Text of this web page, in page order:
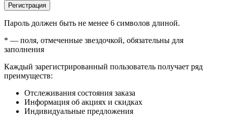
Регистрация
Пароль должен быть не менее 6 символов длиной.
* — поля, отмеченные звездочкой, обязательны для
заполнения
Каждый зарегистрированный пользователь получает ряд
преимуществ:
Отслеживания состояния заказа
Информация об акциях и скидках
Индивидуальные предложения